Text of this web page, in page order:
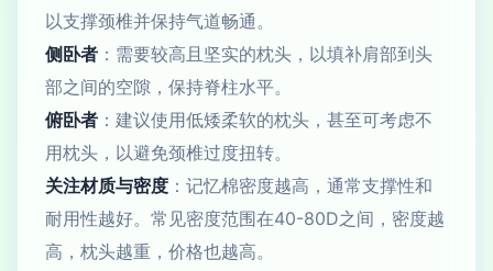
以支撑颈椎并保持气道畅通。
侧卧者 ：需要较高且坚实的枕头，以填补肩部到头
部之间的空隙，保持脊柱水平。
俯卧者 ：建议使用低矮柔软的枕头，甚至可考虑不
用枕头，以避免颈椎过度扭转。
关注材质与密度 ：记忆棉密度越高，通常支撑性和
耐用性越好。常见密度范围在40-80D之间，密度越
高，枕头越重，价格也越高。